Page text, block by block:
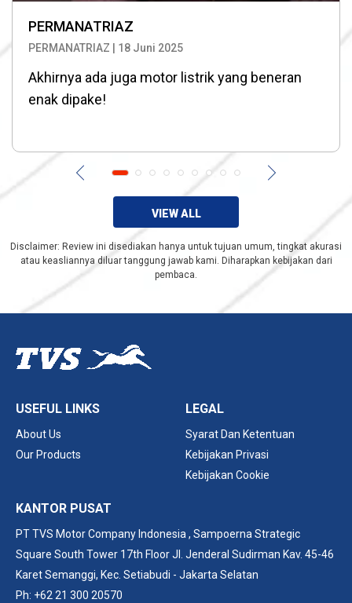
PERMANATRIAZ
PERMANATRIAZ | 18 Juni 2025
Akhirnya ada juga motor listrik yang beneran
enak dipake!
VIEW ALL
Disclaimer: Review ini disediakan hanya untuk tujuan umum, tingkat akurasi
atau keasliannya diluar tanggung jawab kami. Diharapkan kebijakan dari
pembaca.
USEFUL LINKS
About Us
Our Products
LEGAL
Syarat Dan Ketentuan
Kebijakan Privasi
Kebijakan Cookie
KANTOR PUSAT
PT TVS Motor Company Indonesia , Sampoerna Strategic
Square South Tower 17th Floor Jl. Jenderal Sudirman Kav. 45-46
Karet Semanggi​, Kec. Setiabudi - Jakarta Selatan
Ph: +62 21 300 20570